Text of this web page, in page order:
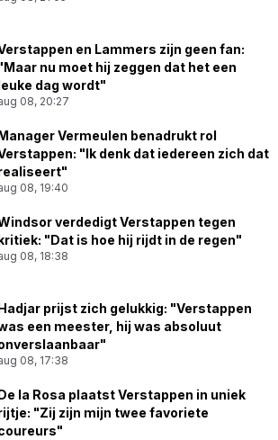
en Lammers zijn geen fan:
nu moet hij zeggen dat het een
dag wordt"
08, 20:27
Vermeulen benadrukt rol
"Ik denk dat iedereen zich dat
08, 19:40
verdedigt Verstappen tegen
"Dat is hoe hij rijdt in de regen"
08, 18:38
prijst zich gelukkig: "Verstappen
een meester, hij was absoluut
08, 17:38
la Rosa plaatst Verstappen in uniek
"Zij zijn mijn twee favoriete